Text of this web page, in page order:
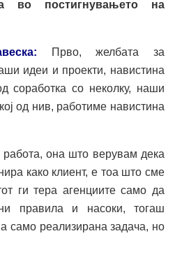
во постигнувањето на
Прво, желбата за
идеи и проекти, навистина
соработка со неколку, наши
од нив, работиме навистина
она што верувам дека
како клиент, е тоа што сме
ги тера агенциите само да
правила и насоки, тогаш
само реализирана задача, но